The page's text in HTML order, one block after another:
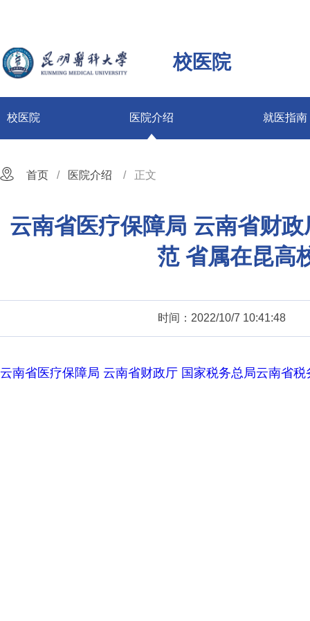
校医院
校医院 医院介绍 就医指南
首页 医院介绍 正文
云南省医疗保障局 云南省财
范 省属在昆高
时间：2022/10/7 10:41:48
云南省医疗保障局 云南省财政厅 国家税务总局云南省